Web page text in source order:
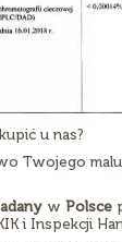
u nas?
Twojego
w Polsce
i Inspekcji